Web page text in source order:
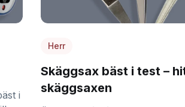
i
Herr
Skäggsax bäst i test –
skäggsaxen